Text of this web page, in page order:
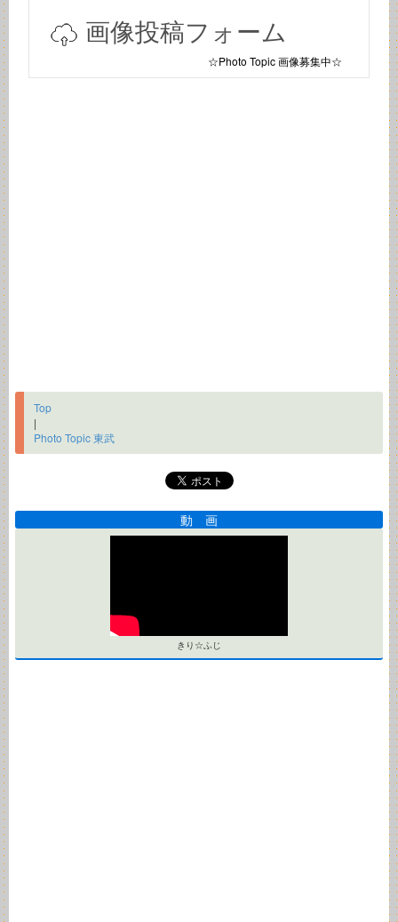
画像投稿フォーム
☆Photo Topic 画像募集中☆
Top
|
Photo Topic 東武
動 画
きり☆ふじ